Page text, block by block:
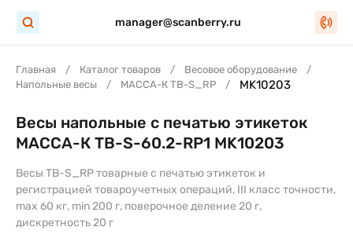
manager@scanberry.ru
Главная Каталог товаров
Весовое оборудование
Напольные весы
МАССА-К TB-S_RP MK10203
Весы напольные с печатью этикеток
МАССА-К TB-S-60.2-RP1 MK10203
Весы TB-S_RP товарные с печатью этикеток и
регистрацией товароучетных операций, III класс точности,
max 60 кг, min 200 г, поверочное деление 20 г,
дискретность 20 г